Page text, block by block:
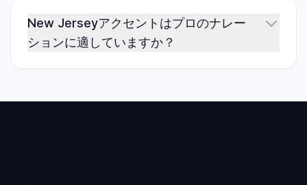
New Jerseyアクセントはプロのナレー
ションに適していますか？